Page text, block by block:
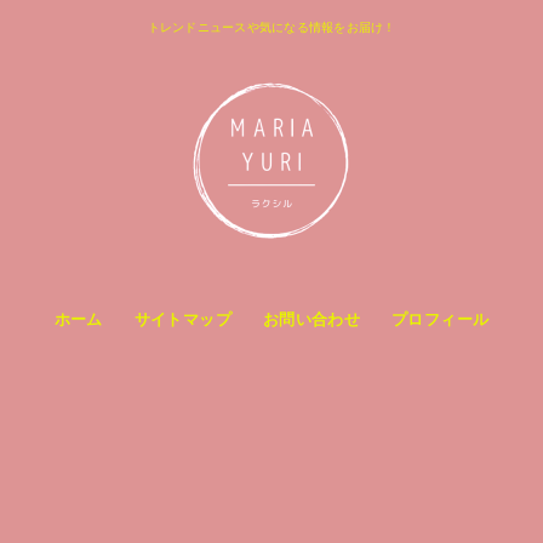
トレンドニュースや気になる情報をお届け！
ホーム サイトマップ お問い合わせ プロフィール